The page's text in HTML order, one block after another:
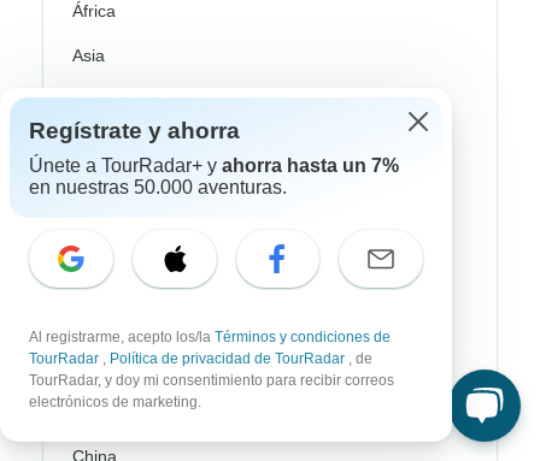
África
Asia
Australia / Oceanía
Europa
Latin América
Egipto
Sudáfrica
Bali
China
Regístrate y ahorra
Únete a TourRadar+ y ahorra hasta un 7%
en nuestras 50.000 aventuras.
Al registrarme, acepto los/la Términos y condiciones de
TourRadar , Política de privacidad de TourRadar , de
TourRadar, y doy mi consentimiento para recibir correos
electrónicos de marketing.